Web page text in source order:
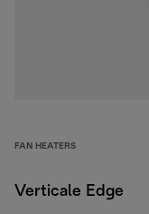
FAN HEATERS
Verticale Edge